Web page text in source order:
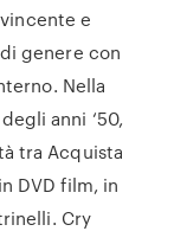
e
genere con
Nella
anni ‘50,
tra Acquista
DVD film, in
Cry